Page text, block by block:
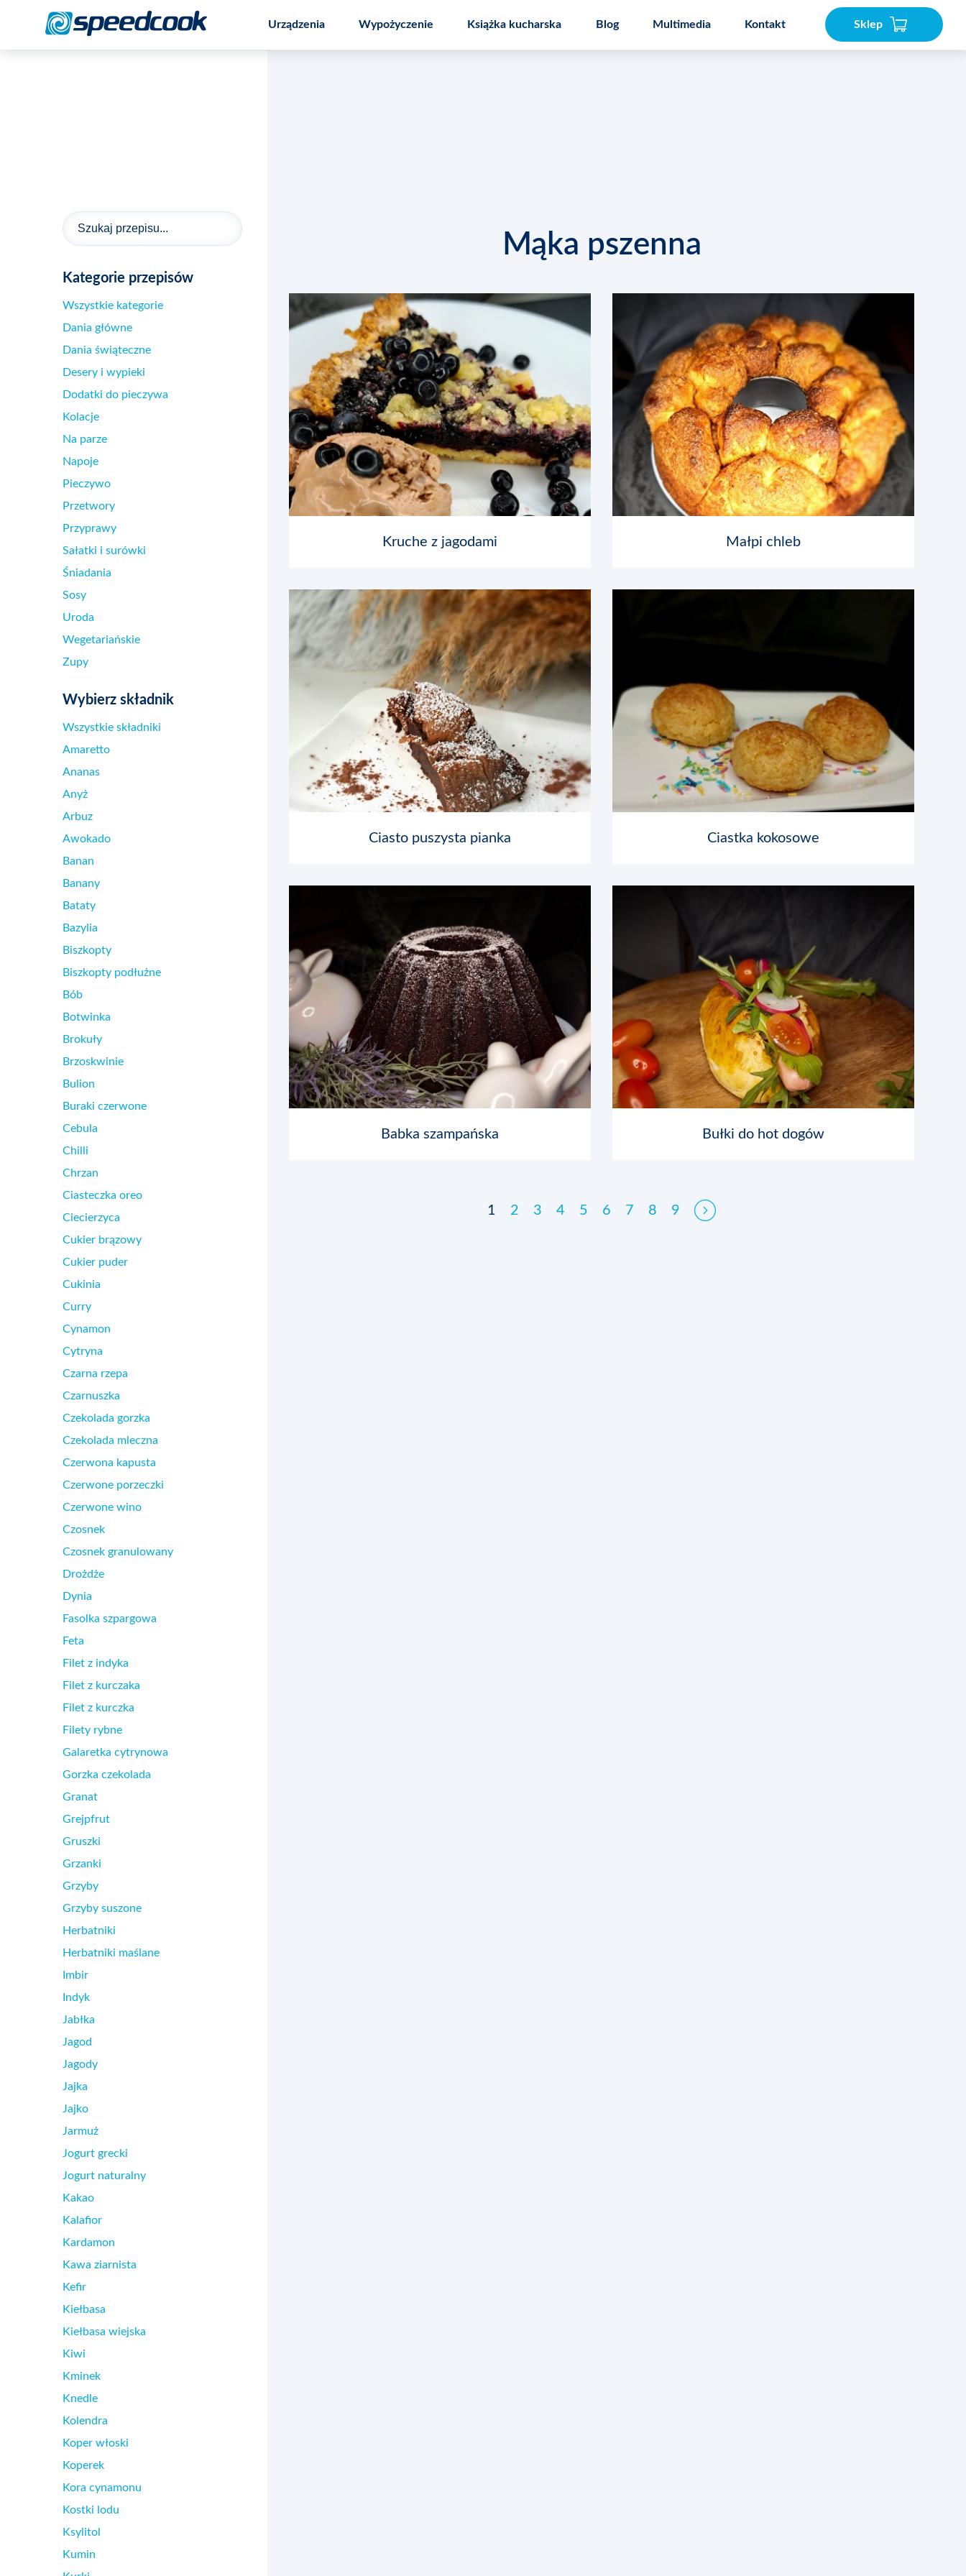
Urządzenia Wypożyczenie Książka kucharska Blog Multimedia Kontakt Sklep
Kategorie przepisów
Wszystkie kategorie
Dania główne
Dania świąteczne
Desery i wypieki
Dodatki do pieczywa
Kolacje
Na parze
Napoje
Pieczywo
Przetwory
Przyprawy
Sałatki i surówki
Śniadania
Sosy
Uroda
Wegetariańskie
Zupy
Wybierz składnik
Wszystkie składniki
Amaretto
Ananas
Anyż
Arbuz
Awokado
Banan
Banany
Bataty
Bazylia
Biszkopty
Biszkopty podłużne
Bób
Botwinka
Brokuły
Brzoskwinie
Bulion
Buraki czerwone
Cebula
Chilli
Chrzan
Ciasteczka oreo
Ciecierzyca
Cukier brązowy
Cukier puder
Cukinia
Curry
Cynamon
Cytryna
Czarna rzepa
Czarnuszka
Czekolada gorzka
Czekolada mleczna
Czerwona kapusta
Czerwone porzeczki
Czerwone wino
Czosnek
Czosnek granulowany
Drożdże
Dynia
Fasolka szpargowa
Feta
Filet z indyka
Filet z kurczaka
Filet z kurczka
Filety rybne
Galaretka cytrynowa
Gorzka czekolada
Granat
Grejpfrut
Gruszki
Grzanki
Grzyby
Grzyby suszone
Herbatniki
Herbatniki maślane
Imbir
Indyk
Jabłka
Jagod
Jagody
Jajka
Jajko
Jarmuż
Jogurt grecki
Jogurt naturalny
Kakao
Kalafior
Kardamon
Kawa ziarnista
Kefir
Kiełbasa
Kiełbasa wiejska
Kiwi
Kminek
Knedle
Kolendra
Koper włoski
Koperek
Kora cynamonu
Kostki lodu
Ksylitol
Kumin
Mąka pszenna
Kruche z jagodami Małpi chleb
Ciasto puszysta pianka Ciastka kokosowe
Babka szampańska Bułki do hot dogów
1 2 3 4 5 6 7 8 9